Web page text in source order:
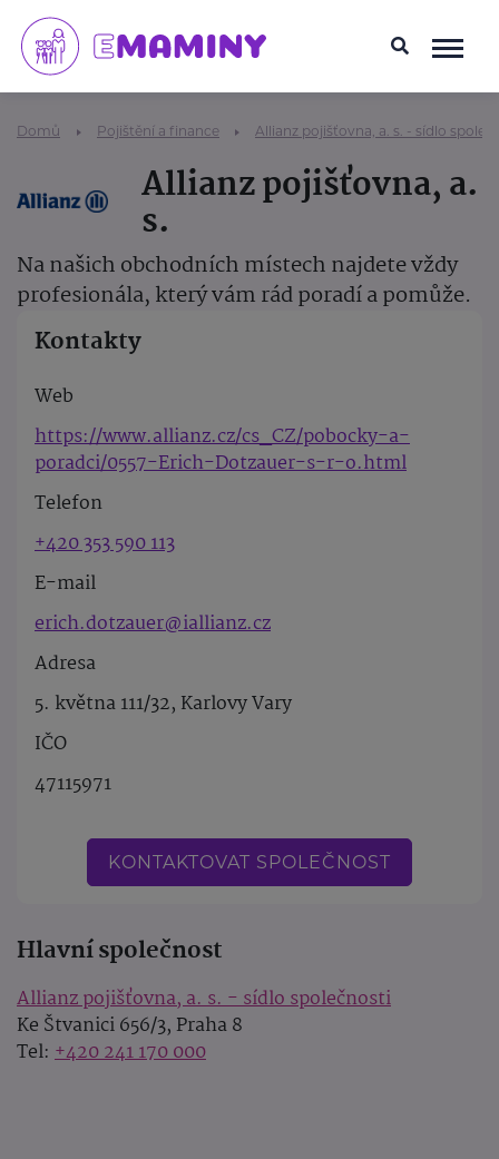
Domů Pojištění a finance Allianz pojišťovna, a. s. - sídlo
Allianz pojišťovna, a.
s.
Na našich obchodních místech najdete vždy
profesionála, který vám rád poradí a pomůže.
Kontakty
Web
https://www.allianz.cz/cs_CZ/pobocky-a-
poradci/0557-Erich-Dotzauer-s-r-o.html
Telefon
+420 353 590 113
E-mail
erich.dotzauer@iallianz.cz
Adresa
5. května 111/32, Karlovy Vary
IČO
47115971
KONTAKTOVAT SPOLEČNOST
Hlavní společnost
Allianz pojišťovna, a. s. - sídlo společnosti
Ke Štvanici 656/3, Praha 8
Tel: +420 241 170 000